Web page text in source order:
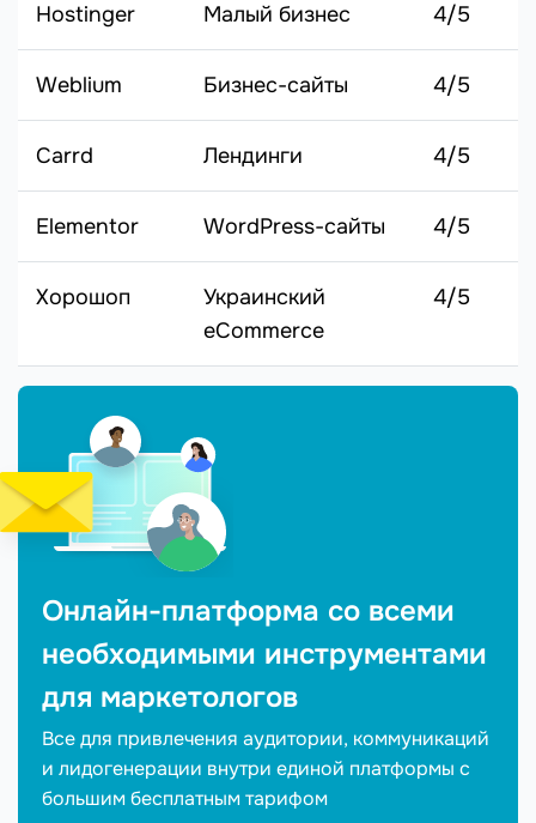
Hostinger Малый бизнес 4/5
Weblium Бизнес-сайты 4/5
Carrd Лендинги 4/5
Elementor WordPress-сайты 4/5
Хорошоп
Украинский
eCommerce
4/5
Онлайн-платформа со всеми
необходимыми инструментами
для маркетологов
Все для привлечения аудитории, коммуникаций
и лидогенерации внутри единой платформы с
большим бесплатным тарифом